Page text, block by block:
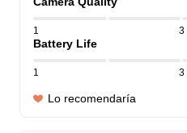
1 3
Battery Life
1 3
Lo recomendaría